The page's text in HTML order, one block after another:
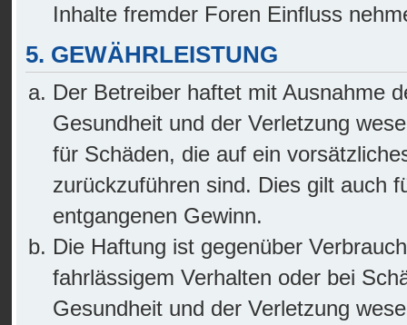
Inhalte fremder Foren Einfluss
5. GEWÄHRLEISTUNG
Der Betreiber haftet mit Ausnahme
Gesundheit und der Verletzung
für Schäden, die auf ein
zurückzuführen sind. Dies gilt auch
entgangenen Gewinn.
Die Haftung ist gegenüber
fahrlässigem Verhalten oder bei
Gesundheit und der Verletzung